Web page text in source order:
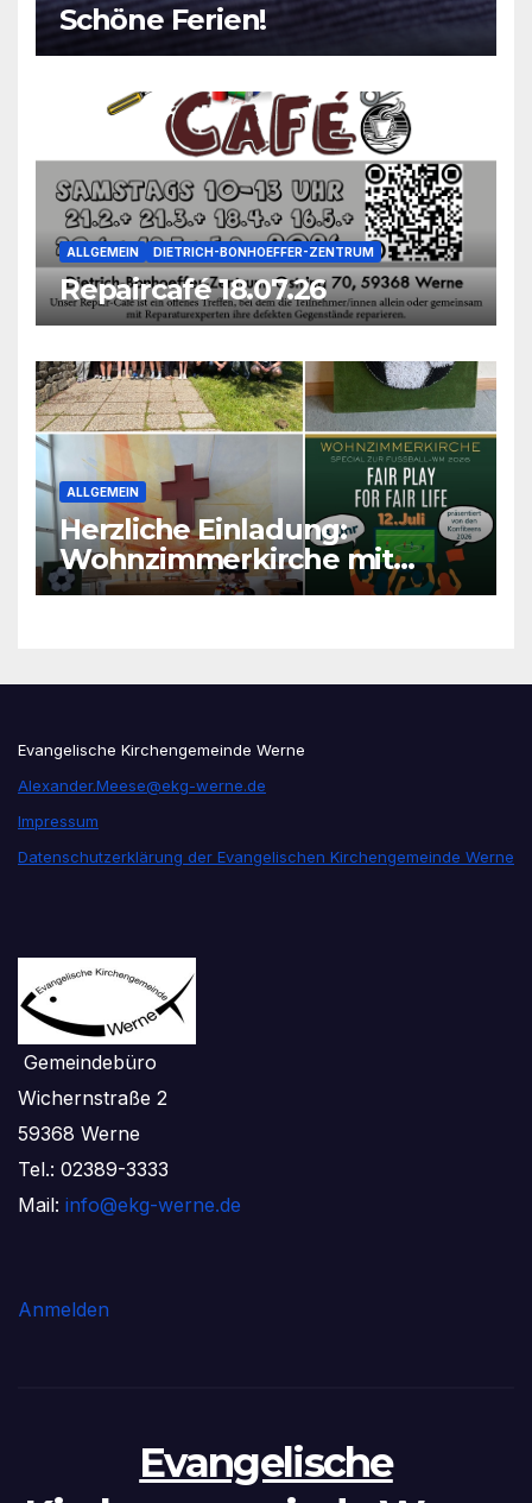
Schöne Ferien!
ALLGEMEIN DIETRICH-BONHOEFFER-ZENTRUM
Repaircafé 18.07.26
ALLGEMEIN
Herzliche Einladung:
Wohnzimmerkirche mit
unseren Konfis
Evangelische Kirchengemeinde Werne
Alexander.Meese@ekg-werne.de
Impressum
Datenschutzerklärung der Evangelischen Kirchengemeinde Werne
Gemeindebüro
Wichernstraße 2
59368 Werne
Tel.: 02389-3333
Mail: info@ekg-werne.de
Anmelden
Evangelische